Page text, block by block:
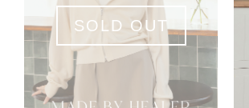
SOLD OUT